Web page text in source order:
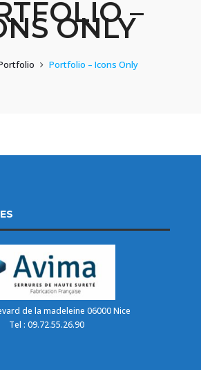
–
ONLY
Portfolio – Icons Only
de la madeleine 06000 Nice
Tel : 09.72.55.26.90